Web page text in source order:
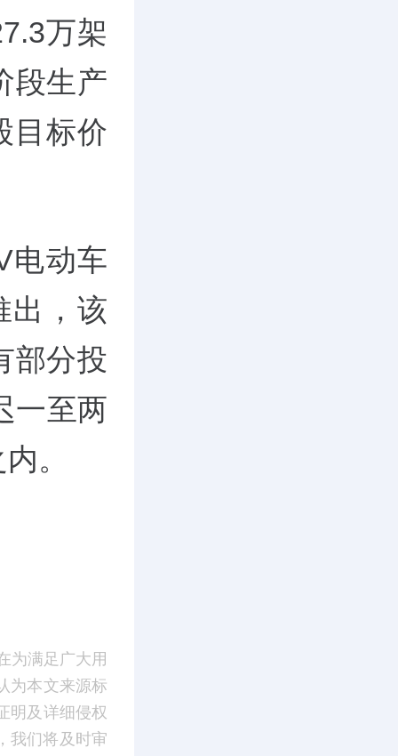
万架
段生产
目标价
电动车
出，该
部分投
一至两
。
为满足广大用
为本文来源标
明及详细侵权
我们将及时审